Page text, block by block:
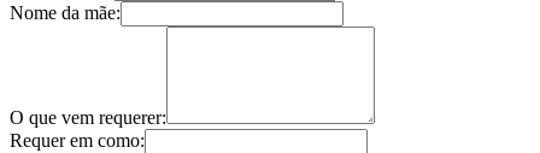
Nome da mãe:
O que vem requerer:
Requer em como: